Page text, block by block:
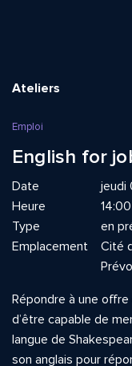
Ateliers
Emploi
English for
Date
jeudi
Heure
Type
en
Emplacement
Cité
Répondre à une offre
d’être capable de
langue de
son anglais pour